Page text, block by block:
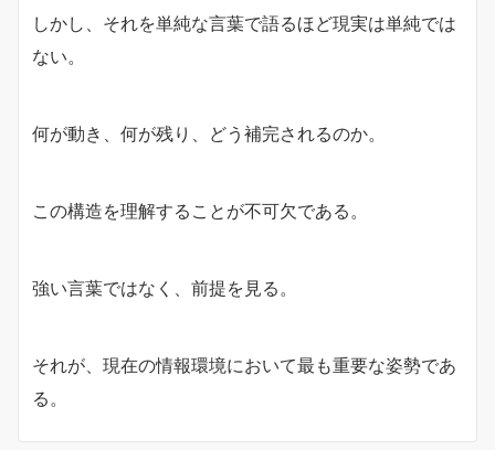
しかし、それを単純な言葉で語るほど現実は単純では
ない。
何が動き、何が残り、どう補完されるのか。
この構造を理解することが不可欠である。
強い言葉ではなく、前提を見る。
それが、現在の情報環境において最も重要な姿勢であ
る。